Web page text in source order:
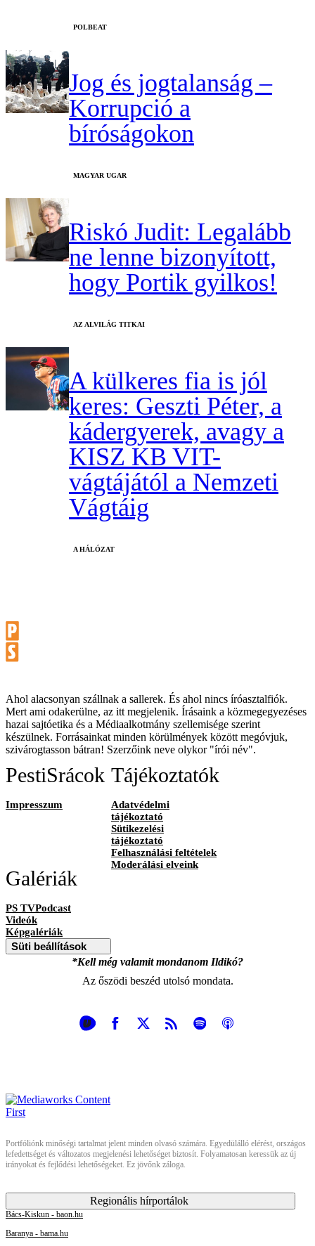
‎POLBEAT
Jog és jogtalanság –
Korrupció a
bíróságokon
MAGYAR UGAR
Riskó Judit: Legalább
ne lenne bizonyított,
hogy Portik gyilkos!
AZ ALVILÁG TITKAI
A külkeres fia is jól
keres: Geszti Péter, a
kádergyerek, avagy a
KISZ KB VIT-
vágtájától a Nemzeti
Vágtáig
A HÁLÓZAT
Ahol alacsonyan szállnak a sallerek. És ahol nincs íróasztalfiók.
Mert ami odakerülne, az itt megjelenik. Írásaink a közmegegyezéses
hazai sajtóetika és a Médiaalkotmány szellemisége szerint
készülnek. Forrásainkat minden körülmények között megóvjuk,
szivárogtasson bátran! Szerzőink neve olykor "írói név".
PestiSrácok
Impresszum
Tájékoztatók
Adatvédelmi
tájékoztató
Sütikezelési
tájékoztató
Felhasználási feltételek
Moderálási elveink
Galériák
PS TVPodcast
Videók
Képgalériák
Süti beállítások
*Kell még valamit mondanom Ildikó?
Az őszödi beszéd utolsó mondata.
Portfóliónk minőségi tartalmat jelent minden olvasó számára. Egyedülálló elérést, országos
lefedettséget és változatos megjelenési lehetőséget biztosít. Folyamatosan keressük az új
irányokat és fejlődési lehetőségeket. Ez jövőnk záloga.
Regionális hírportálok
Bács-Kiskun - baon.hu
Baranya - bama.hu